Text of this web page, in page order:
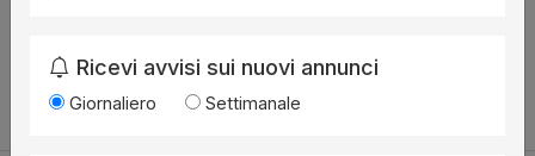
Cambia la ricerca
Ricevi avvisi sui nuovi annunci
Giornaliero Settimanale